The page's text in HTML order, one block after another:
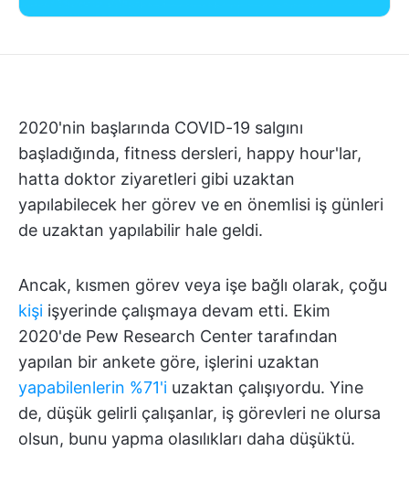
2020'nin başlarında COVID-19 salgını
başladığında, fitness dersleri, happy hour'lar,
hatta doktor ziyaretleri gibi uzaktan
yapılabilecek her görev ve en önemlisi iş günleri
de uzaktan yapılabilir hale geldi.
Ancak, kısmen görev veya işe bağlı olarak, çoğu
kişi işyerinde çalışmaya devam etti. Ekim
2020'de Pew Research Center tarafından
yapılan bir ankete göre, işlerini uzaktan
yapabilenlerin %71'i uzaktan çalışıyordu. Yine
de, düşük gelirli çalışanlar, iş görevleri ne olursa
olsun, bunu yapma olasılıkları daha düşüktü.